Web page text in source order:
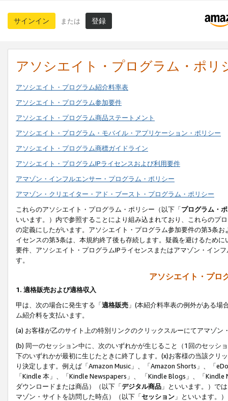
サインイン または 登録
アソシエイト・プログラム・ポリ
アソシエイト・プログラム紹介料率表
アソシエイト・プログラム参加要件
アソシエイト・プログラム商品ステートメント
アソシエイト・プログラム・モバイル・アプリケーション・ポリシー
アソシエイト・プログラム商標ガイドライン
アソシエイト・プログラムIPライセンスおよび利用要件
アマゾン・インフルエンサー・プログラム・ポリシー
アマゾン・クリエイター・アド・ブースト・プログラム・ポリシー
これらのアソシエイト・プログラム・ポリシー（以下「プログラム・
いいます。）内で参照することにより組み込まれており、これらのプ
の定義にしたがいます。アソシエイト・プログラム参加要件の第3条
イセンスの第3条は、本規約終了後も存続します。疑義を避けるため
要件、アソシエイト・プログラムIPライセンスまたはアマゾン・イン
す。
アソシエイト・プロ
1. 適格販売および適格収入
甲は、次の場合に発生する「適格販売 」(本紹介料率表の例外がある
ム紹介料を支払います。
(a) お客様が乙のサイト上の特別リンクのクリックスルーにてアマゾン
(b) 同一のセッション中に、次のいずれかが生じること（1回のセッシ
下のいずれかが最初に生じたときに終了します。(x)お客様の当該ク
り決定します。例えば「Amazon Music」、「Amazon Shorts」、「
「Kindle 本」、「Kindle Newspapers」、 「Kindle Blogs」、「
ダウンロードまたは商品）（以下「デジタル商品 」といいます。）で
マゾン・サイトを訪問した時点）（以下「セッション 」といいます。